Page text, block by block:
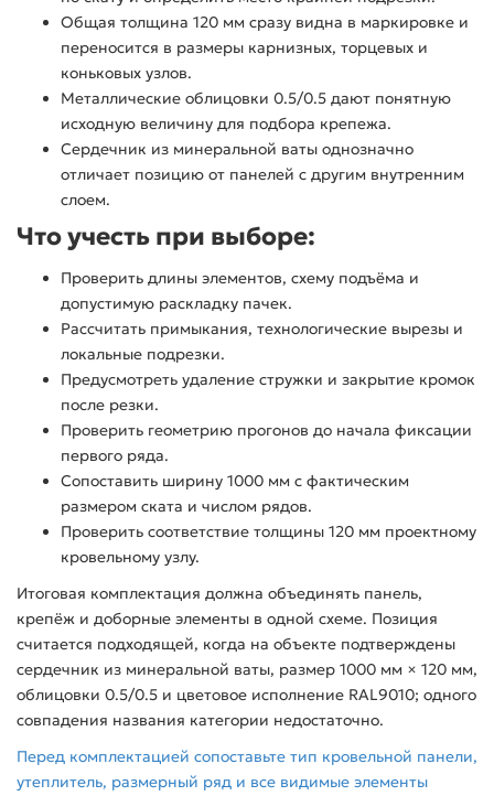
Общая толщина 120 мм сразу видна в маркировке и
переносится в размеры карнизных, торцевых и
коньковых узлов.
Металлические облицовки 0.5/0.5 дают понятную
исходную величину для подбора крепежа.
Сердечник из минеральной ваты однозначно
отличает позицию от панелей с другим внутренним
слоем.
Что учесть при выборе:
Проверить длины элементов, схему подъёма и
допустимую раскладку пачек.
Рассчитать примыкания, технологические вырезы и
локальные подрезки.
Предусмотреть удаление стружки и закрытие кромок
после резки.
Проверить геометрию прогонов до начала фиксации
первого ряда.
Сопоставить ширину 1000 мм с фактическим
размером ската и числом рядов.
Проверить соответствие толщины 120 мм проектному
кровельному узлу.
Итоговая комплектация должна объединять панель,
крепёж и доборные элементы в одной схеме. Позиция
считается подходящей, когда на объекте подтверждены
сердечник из минеральной ваты, размер 1000 мм × 120 мм,
облицовки 0.5/0.5 и цветовое исполнение RAL9010; одного
совпадения названия категории недостаточно.
Перед комплектацией сопоставьте тип кровельной панели,
утеплитель, размерный ряд и все видимые элементы